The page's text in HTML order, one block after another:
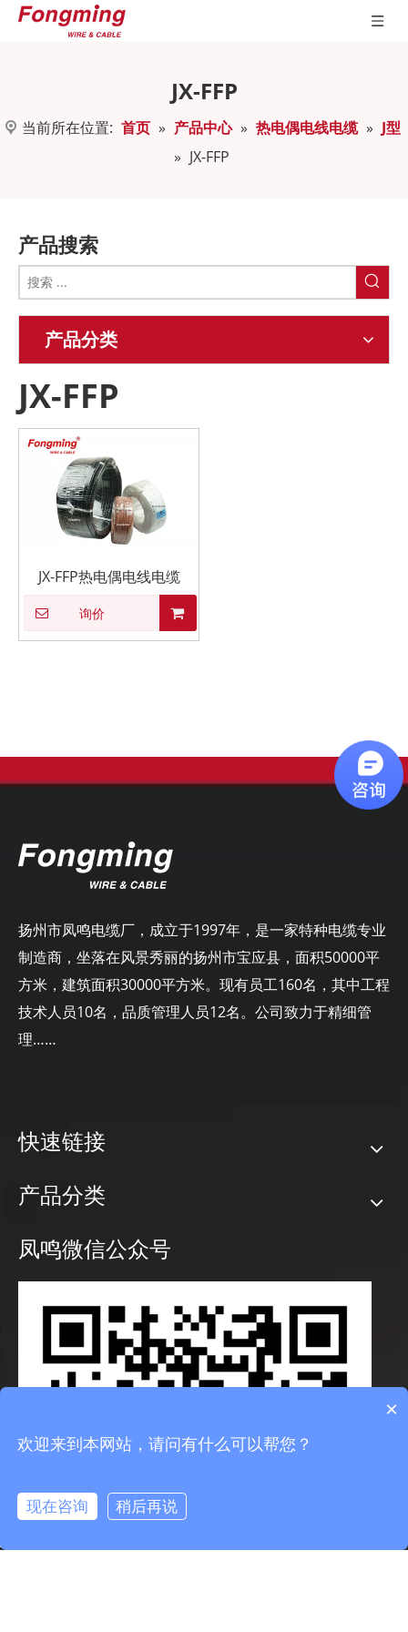
JX-FFP
当前所在位置: 首页 » 产品中心 » 热电偶电线电缆 » J型
» JX-FFP
产品搜索
产品分类
JX-FFP
JX-FFP热电偶电线电缆
询价
扬州市凤鸣电缆厂，成立于1997年，是一家特种电缆专业
制造商，坐落在风景秀丽的扬州市宝应县，面积50000平
方米，建筑面积30000平方米。现有员工160名，其中工程
技术人员10名，品质管理人员12名。公司致力于精细管
理……
快速链接
15358868788
info@fmcable.com
凤鸣公众号
产品分类
凤鸣微信公众号
×
欢迎来到本网站，请问有什么可以帮您？
现在咨询 稍后再说